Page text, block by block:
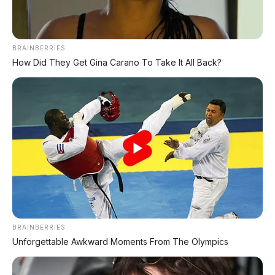
udara di dalam kabin tetap premium. Ini sangat
berguna untuk keluarga dengan anak kecil atau
anggota yang sensitif terhadap alergi. Atap kaca
panoramic double-pane memberi kesan lapang tanpa
🤖 ADAS Canggih: 1.280 TOPS
dari Dual Snapdragon 8797
🛡️ Spesifikasi ADAS
Chip
2x Qualcomm Snapdragon 8797
Total
TOPS
1.280 TOPS
BRAINBERRIES
How Did They Get Gina Carano To Take It All Back?
BRAINBERRIES
Unforgettable Awkward Moments From The Olympics